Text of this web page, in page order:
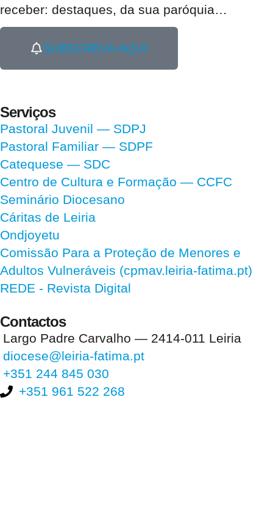
receber: destaques, da sua paróquia…
SUBSCREVA AQUI
Serviços
Pastoral Juvenil — SDPJ
Pastoral Familiar — SDPF
Catequese — SDC
Centro de Cultura e Formação — CCFC
Seminário Diocesano
Cáritas de Leiria
Ondjoyetu
Comissão Para a Proteção de Menores e
Adultos Vulneráveis (cpmav.leiria-fatima.pt)
REDE - Revista Digital
Contactos
Largo Padre Carvalho — 2414-011 Leiria
diocese@leiria-fatima.pt
+351 244 845 030
+351 961 522 268